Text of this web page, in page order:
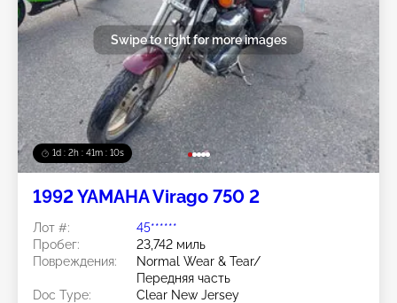
1d : 2h : 41m : 08s
Swipe to right for more images
1992 YAMAHA Virago 750 2
Лот #:
45******
Пробег:
23,742 миль
Повреждения:
Normal Wear & Tear/
Передняя часть
Doc Type:
Clear New Jersey